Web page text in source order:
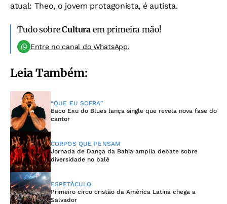
atual: Theo, o jovem protagonista, é autista.
Tudo sobreCultura em primeira mão!
Entre no canal do WhatsApp.
Leia Também:
“QUE EU SOFRA”
Baco Exu do Blues lança single que revela nova fase do
cantor
CORPOS QUE PENSAM
Jornada de Dança da Bahia amplia debate sobre
diversidade no balé
ESPETÁCULO
Primeiro circo cristão da América Latina chega a
Salvador